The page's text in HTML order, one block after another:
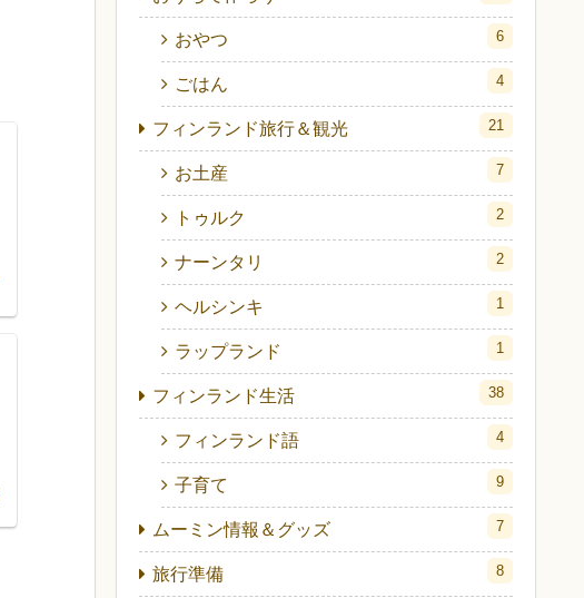
おやつ 6
ごはん 4
フィンランド旅行＆観光 21
お土産 7
トゥルク 2
ナーンタリ 2
ヘルシンキ 1
ラップランド 1
フィンランド生活 38
フィンランド語 4
子育て 9
ムーミン情報＆グッズ 7
旅行準備 8